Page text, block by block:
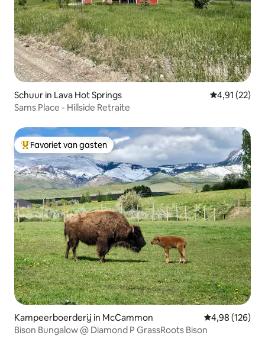
Schuur in Lava Hot Springs Gemiddelde
4,91 (22)
Sams Place - Hillside Retraite
Topfavoriet van gasten
Favoriet van gasten
Kampeerboerderij in McCammon Gemiddelde
4,98 (126)
Bison Bungalow @ Diamond P GrassRoots Bison